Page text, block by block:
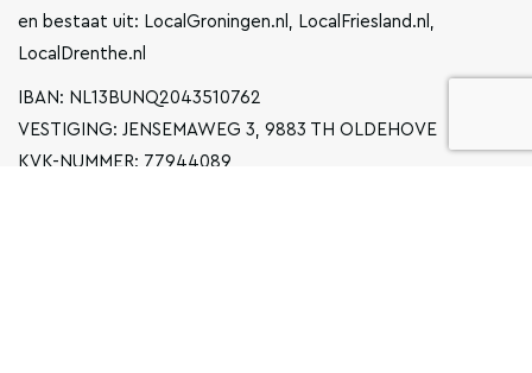
en bestaat uit: LocalGroningen.nl, LocalFriesland.nl,
LocalDrenthe.nl
IBAN: NL13BUNQ2043510762
VESTIGING: JENSEMAWEG 3, 9883 TH OLDEHOVE
KVK-NUMMER: 77944089